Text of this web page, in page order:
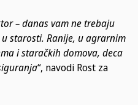
– danas vam ne trebaju
starosti. Ranije, u agrarnim
i staračkih domova, deca
“, navodi Rost za